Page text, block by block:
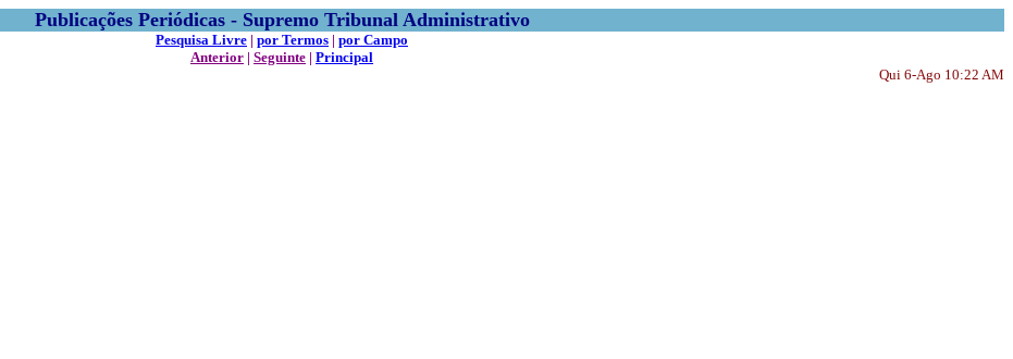
Publicações Periódicas - Supremo Tribunal Administrativo
Pesquisa Livre | por Termos | por Campo
Anterior | Seguinte | Principal
Qui 6-Ago 10:22 AM